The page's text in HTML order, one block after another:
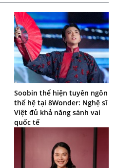
Soobin thể hiện tuyên ngôn
thế hệ tại 8Wonder: Nghệ sĩ
Việt đủ khả năng sánh vai
quốc tế